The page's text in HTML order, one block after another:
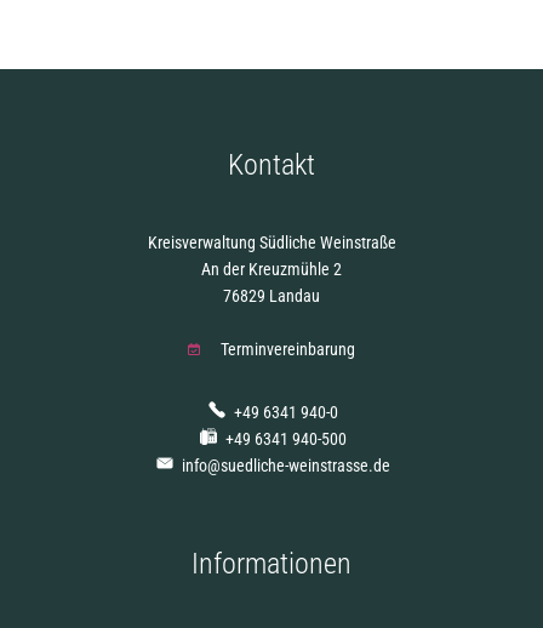
Kontakt
Kreisverwaltung Südliche Weinstraße
An der Kreuzmühle 2
76829 Landau
Terminvereinbarung
+49 6341 940-0
+49 6341 940-500
info@suedliche-weinstrasse.de
Informationen